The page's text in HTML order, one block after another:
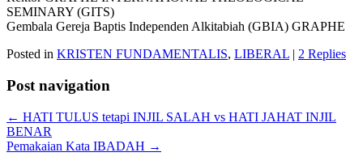
SEMINARY (GITS)
Gembala Gereja Baptis Independen Alkitabiah (GBIA) GRAPHE
Posted in KRISTEN FUNDAMENTALIS, LIBERAL | 2 Replies
Post navigation
← HATI TULUS tetapi INJIL SALAH vs HATI JAHAT INJIL
BENAR
Pemakaian Kata IBADAH →